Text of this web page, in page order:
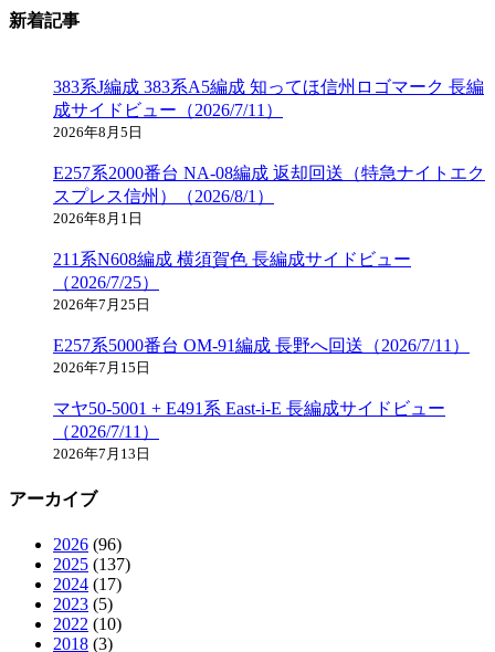
新着記事
383系J編成 383系A5編成 知ってほ信州ロゴマーク 長編
成サイドビュー（2026/7/11）
2026年8月5日
E257系2000番台 NA-08編成 返却回送（特急ナイトエク
スプレス信州）（2026/8/1）
2026年8月1日
211系N608編成 横須賀色 長編成サイドビュー
（2026/7/25）
2026年7月25日
E257系5000番台 OM-91編成 長野へ回送（2026/7/11）
2026年7月15日
マヤ50-5001 + E491系 East-i-E 長編成サイドビュー
（2026/7/11）
2026年7月13日
アーカイブ
2026 (96)
2025 (137)
2024 (17)
2023 (5)
2022 (10)
2018 (3)